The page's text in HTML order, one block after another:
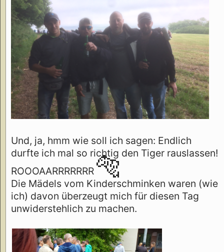
Und, ja, hmm wie soll ich sagen: Endlich
durfte ich mal so richtig den Tiger rauslassen!
ROOOAARRRRRRR 🐅
Die Mädels vom Kinderschminken waren (wie
ich) davon überzeugt mich für diesen Tag
unwiderstehlich zu machen.